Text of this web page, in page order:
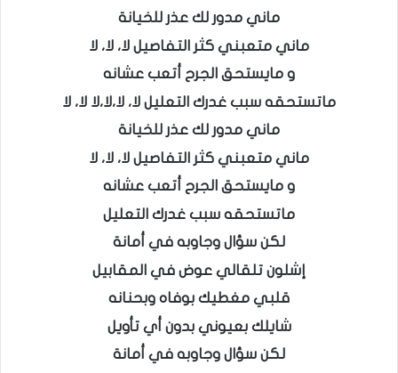
ماني مدور لك عذر للخيانة
ماني متعبني كثر التفاصيل لا، لا، لا
و مايستحق الجرح أتعب عشانه
ماتستحقه سبب غدرك التعليل لا، لا،لا،لا لا، لا
ماني مدور لك عذر للخيانة
ماني متعبني كثر التفاصيل لا، لا، لا
و مايستحق الجرح أتعب عشانه
ماتستحقه سبب غدرك التعليل
لكن سؤال وجاوبه في أمانة
إشلون تلقالي عوض في المقابيل
قلبي مغطيك بوفاه وبحنانه
شايلك بعيوني بدون أي تأويل
لكن سؤال وجاوبه في أمانة